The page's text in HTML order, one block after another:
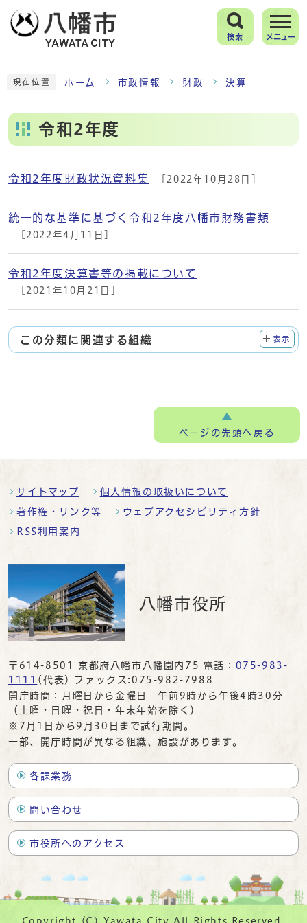
検索 メニュー
現在位置 ホーム 市政情報 財政 決算
令和2年度
メインメニュー
令和2年度財政状況資料集 [2022年10月28日]
統一的な基準に基づく令和2年度八幡市財務書類
[2022年4月11日]
令和2年度決算書等の掲載について
[2021年10月21日]
この分類に関連する組織 表示
ページの先頭へ戻る
サイトマップ 個人情報の取扱いについて
著作権・リンク等 ウェブアクセシビリティ方針
RSS利用案内
八幡市役所
〒614-8501 京都府八幡市八幡園内75 電話： 075-983-
1111 (代表) ファックス:075-982-7988
開庁時間：月曜日から金曜日 午前9時から午後4時30分
（土曜・日曜・祝日・年末年始を除く）
※7月1日から9月30日まで試行期間。
一部、開庁時間が異なる組織、施設があります。
各課業務
問い合わせ
市役所へのアクセス
Copyright (C) Yawata City All Rights Reserved.